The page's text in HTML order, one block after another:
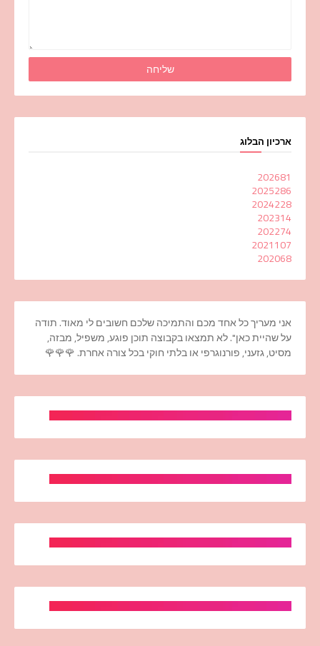
ארכיון הבלוג
202681
2025286
2024228
202314
202274
2021107
202068
אני מעריך כל אחד מכם והתמיכה שלכם חשובים לי מאוד. תודה
על שהיית כאן". לא תמצאו בקבוצה תוכן פוגע, משפיל, מבזה,
מסיט, גזעני, פורנוגרפי או בלתי חוקי בכל צורה אחרת. 🌹🌹🌹